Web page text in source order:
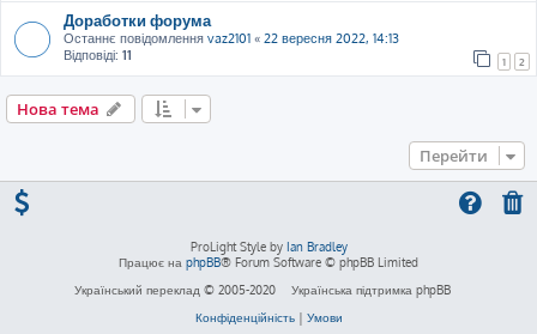
Доработки форума
Останнє повідомлення vaz2101 « 22 вересня 2022, 14:13
Відповіді: 11 1 2
Нова тема
Перейти
ProLight Style by Ian Bradley
Працює на phpBB® Forum Software © phpBB Limited
Український переклад © 2005-2020
Українська підтримка phpBB
Конфіденційність| Умови